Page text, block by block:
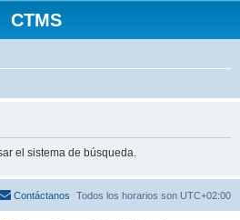
CTMS
el sistema de búsqueda.
Todos los horarios son UTC+02:00
Contáctanos